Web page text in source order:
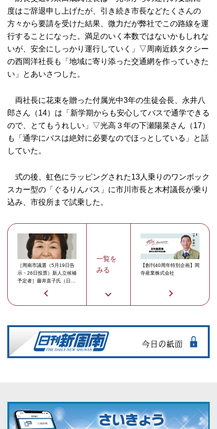
度はご辞退申し上げたが、引き続き市長などたくさんの
方々から要請を受けた結果、微力だが弊社でこの路線を運
行することになった。満足のいく本数ではないかもしれな
いが、安全にしっかり運行していく」▽周南近鉄タクシー
の西岡洋社長も「地域に寄り添った交通網を作っていきた
い」とあいさつした。
両社長に花束を贈った付属光中3年の生徒会長、永井八
郎さん（14）は「新学期からも安心してバスで通学できる
ので、とてもうれしい」▽光高３年の下瀬陽菜さん（17）
も「通学にバスは絶対に必要なのでほっとしている」と話
していた。
式の後、虹色にラッピングされた13人乗りのワンボック
スカー型の「ぐるりんバス」に市川市長と木村議長が乗り
込み、市役所まで試乗した。
［周南市議選（5月19日告
示・26日投票）新人立候補
予定者］藤井直子氏（日本
一覧を
みる
【創刊40周年特別企画】岡
寺産業株式会社